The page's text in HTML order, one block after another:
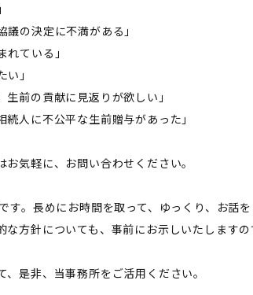
議の決定に不満がある」
れている」
」
生前の貢献に見返りが欲しい」
続人に不公平な生前贈与があった」
気軽に、お問い合わせください。
す。長めにお時間を取って、ゆっくり、お話
な方針についても、事前にお示しいたします
是非、当事務所をご活用ください。